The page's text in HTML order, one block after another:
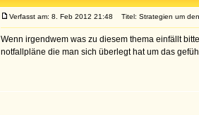
Verfasst am: 8. Feb 2012 21:48 Titel: Strategien um
Wenn irgendwem was zu diesem thema einfällt
notfallpläne die man sich überlegt hat um das